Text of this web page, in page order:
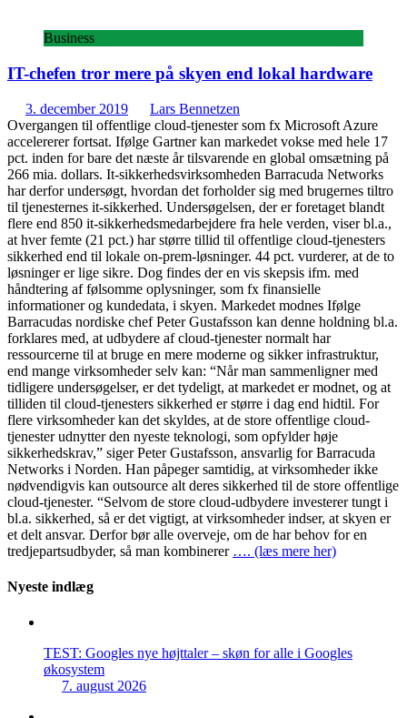
Business
IT-chefen tror mere på skyen end lokal hardware
3. december 2019
Lars Bennetzen
Overgangen til offentlige cloud-tjenester som fx Microsoft Azure
accelererer fortsat. Ifølge Gartner kan markedet vokse med hele 17
pct. inden for bare det næste år tilsvarende en global omsætning på
266 mia. dollars. It-sikkerhedsvirksomheden Barracuda Networks
har derfor undersøgt, hvordan det forholder sig med brugernes tiltro
til tjenesternes it-sikkerhed. Undersøgelsen, der er foretaget blandt
flere end 850 it-sikkerhedsmedarbejdere fra hele verden, viser bl.a.,
at hver femte (21 pct.) har større tillid til offentlige cloud-tjenesters
sikkerhed end til lokale on-prem-løsninger. 44 pct. vurderer, at de to
løsninger er lige sikre. Dog findes der en vis skepsis ifm. med
håndtering af følsomme oplysninger, som fx finansielle
informationer og kundedata, i skyen. Markedet modnes Ifølge
Barracudas nordiske chef Peter Gustafsson kan denne holdning bl.a.
forklares med, at udbydere af cloud-tjenester normalt har
ressourcerne til at bruge en mere moderne og sikker infrastruktur,
end mange virksomheder selv kan: “Når man sammenligner med
tidligere undersøgelser, er det tydeligt, at markedet er modnet, og at
tilliden til cloud-tjenesters sikkerhed er større i dag end hidtil. For
flere virksomheder kan det skyldes, at de store offentlige cloud-
tjenester udnytter den nyeste teknologi, som opfylder høje
sikkerhedskrav,” siger Peter Gustafsson, ansvarlig for Barracuda
Networks i Norden. Han påpeger samtidig, at virksomheder ikke
nødvendigvis kan outsource alt deres sikkerhed til de store offentlige
cloud-tjenester. “Selvom de store cloud-udbydere investerer tungt i
bl.a. sikkerhed, så er det vigtigt, at virksomheder indser, at skyen er
et delt ansvar. Derfor bør alle overveje, om de har behov for en
tredjepartsudbyder, så man kombinerer …. (læs mere her)
Nyeste indlæg
TEST: Googles nye højttaler – skøn for alle i Googles
økosystem
7. august 2026